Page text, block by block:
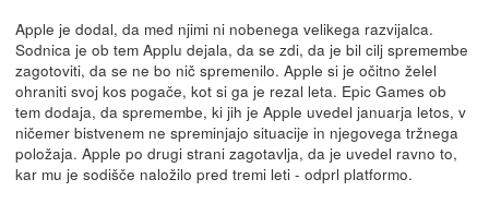
Apple je dodal, da med njimi ni nobenega velikega razvijalca.
Sodnica je ob tem Applu dejala, da se zdi, da je bil cilj spremembe
zagotoviti, da se ne bo nič spremenilo. Apple si je očitno želel
ohraniti svoj kos pogače, kot si ga je rezal leta. Epic Games ob
tem dodaja, da spremembe, ki jih je Apple uvedel januarja letos, v
ničemer bistvenem ne spreminjajo situacije in njegovega tržnega
položaja. Apple po drugi strani zagotavlja, da je uvedel ravno to,
kar mu je sodišče naložilo pred tremi leti - odprl platformo.